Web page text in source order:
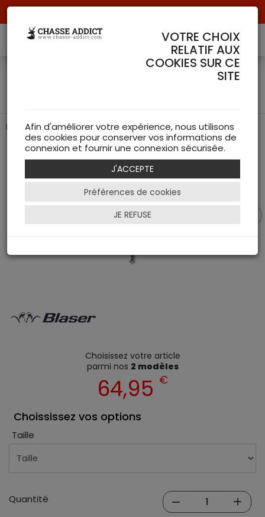
Protection et camouflage optimal pour la chasse active
Choisissez votre article
parmi nos 2 modèles
64,95 €
Choississez vos options
Taille
Quantité
VOTRE CHOIX
RELATIF AUX
COOKIES SUR CE
SITE
Afin d'améliorer votre expérience, nous utilisons
des cookies pour conserver vos informations de
connexion et fournir une connexion sécurisée.
J'ACCEPTE
Préférences de cookies
JE REFUSE